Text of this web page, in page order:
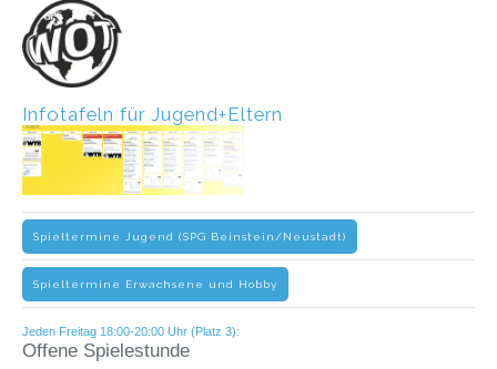
Infotafeln für Jugend+Eltern
Spieltermine Jugend (SPG Beinstein/Neustadt)
Spieltermine Erwachsene und Hobby
Jeden Freitag 18:00-20:00 Uhr (Platz 3):
Offene Spielestunde